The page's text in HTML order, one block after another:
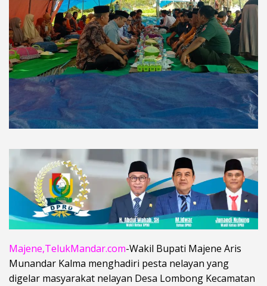
Majene,TelukMandar.com-Wakil Bupati Majene Aris
Munandar Kalma menghadiri pesta nelayan yang
digelar masyarakat nelayan Desa Lombong Kecamatan